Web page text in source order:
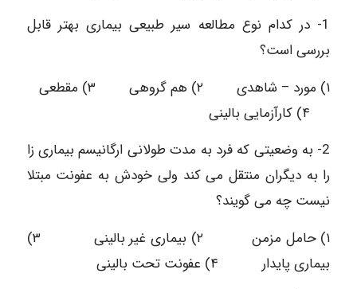
1- در کدام نوع مطالعه سیر طبیعی بیماری بهتر قابل
بررسی است؟
۱) مورد – شاهدی ۲) هم گروهی ۳) مقطعی
2- به وضعیتی که فرد به مدت طولانی ارگانیسم بیماری زا
را به دیگران منتقل می کند ولی خودش به عفونت مبتلا
نیست چه می گویند؟
۱) حامل مزمن ۲) بیماری غیر بالینی ۳)
بیماری پایدار ۴) عفونت تحت بالینی